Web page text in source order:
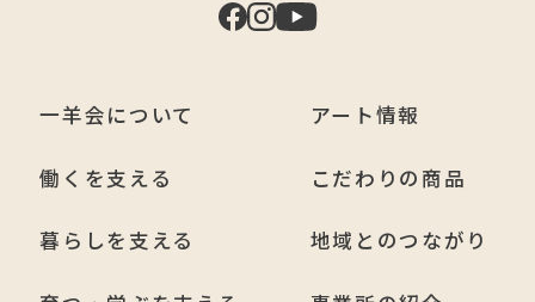
一羊会について
働くを支える
暮らしを支える
アート情報
こだわりの商品
地域とのつながり